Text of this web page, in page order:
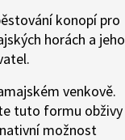
konopí pro
horách a jeho
venkově.
tuto formu obživy
možnost